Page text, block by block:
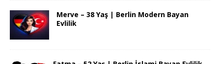
Merve – 38 Yaş | Berlin Modern Bayan
Evlilik